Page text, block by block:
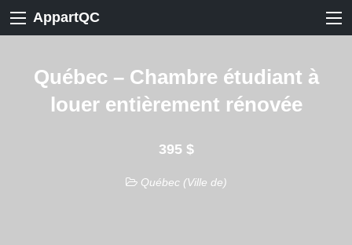
AppartQC
Québec – Chambre étudiant à
louer entièrement rénovée
395 $
Québec (Ville de)